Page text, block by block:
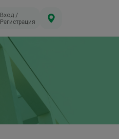
Вход /
Регистрация